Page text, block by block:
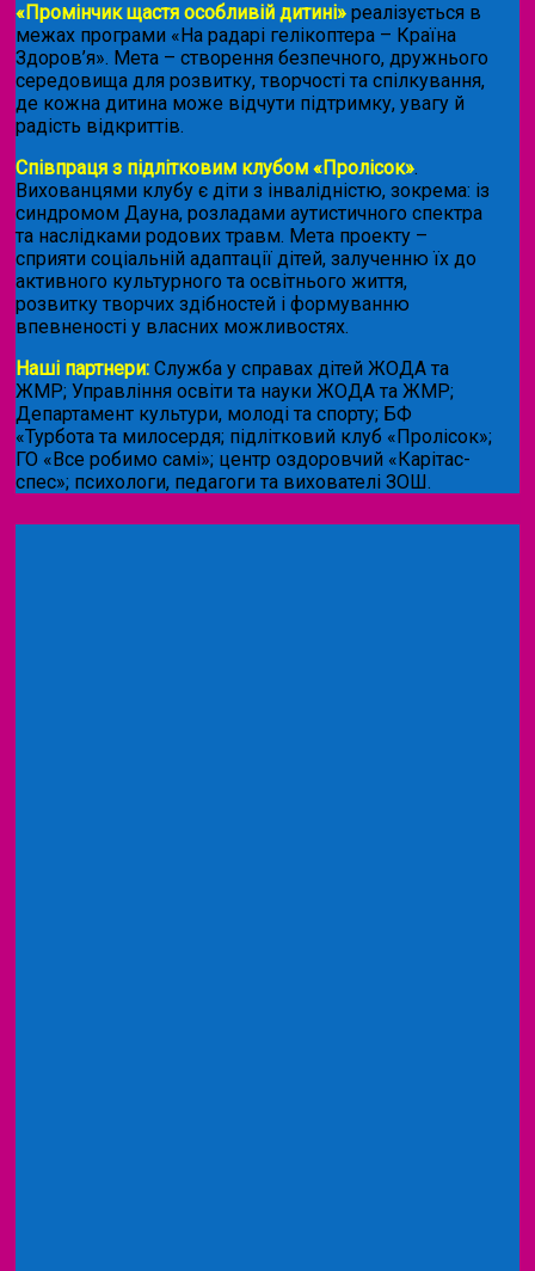
«Промінчик щастя особливій дитині» реалізується в
межах програми «На радарі гелікоптера – Країна
Здоров’я». Мета – створення безпечного, дружнього
середовища для розвитку, творчості та спілкування,
де кожна дитина може відчути підтримку, увагу й
радість відкриттів.
Співпраця з підлітковим клубом «Пролісок».
Вихованцями клубу є діти з інвалідністю, зокрема: із
синдромом Дауна, розладами аутистичного спектра
та наслідками родових травм. Мета проекту –
сприяти соціальній адаптації дітей, залученню їх до
активного культурного та освітнього життя,
розвитку творчих здібностей і формуванню
впевненості у власних можливостях.
Наші партнери: Служба у справах дітей ЖОДА та
ЖМР; Управління освіти та науки ЖОДА та ЖМР;
Департамент культури, молоді та спорту; БФ
«Турбота та милосердя; підлітковий клуб «Пролісок»;
ГО «Все робимо самі»; центр оздоровчий «Карітас-
спес»; психологи, педагоги та вихователі ЗОШ.